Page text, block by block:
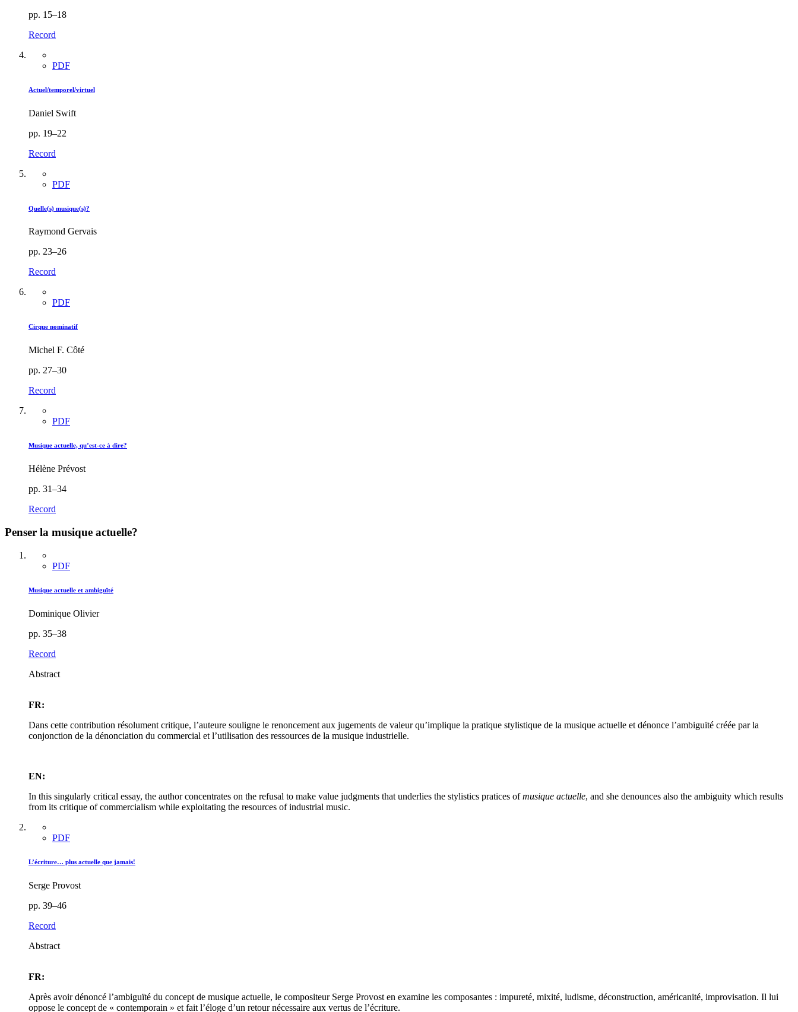
pp. 15–18
Record
PDF
Actuel/temporel/virtuel
Daniel Swift
pp. 19–22
Record
PDF
Quelle(s) musique(s)?
Raymond Gervais
pp. 23–26
Record
PDF
Cirque nominatif
Michel F. Côté
pp. 27–30
Record
PDF
Musique actuelle, qu’est-ce à dire?
Hélène Prévost
pp. 31–34
Record
Penser la musique actuelle?
PDF
Musique actuelle et ambiguïté
Dominique Olivier
pp. 35–38
Record
Abstract
FR:
Dans cette contribution résolument critique, l’auteure souligne le renoncement aux jugements de valeur qu’implique la pratique stylistique de la musique actuelle et dénonce l’ambiguïté créée par la
conjonction de la dénonciation du commercial et l’utilisation des ressources de la musique industrielle.
EN:
In this singularly critical essay, the author concentrates on the refusal to make value judgments that underlies the stylistics pratices ofmusique actuelle, and she denounces also the ambiguity which results
from its critique of commercialism while exploitating the resources of industrial music.
PDF
L’écriture… plus actuelle que jamais!
Serge Provost
pp. 39–46
Record
Abstract
FR:
Après avoir dénoncé l’ambiguïté du concept de musique actuelle, le compositeur Serge Provost en examine les composantes : impureté, mixité, ludisme, déconstruction, américanité, improvisation. Il lui
oppose le concept de « contemporain » et fait l’éloge d’un retour nécessaire aux vertus de l’écriture.